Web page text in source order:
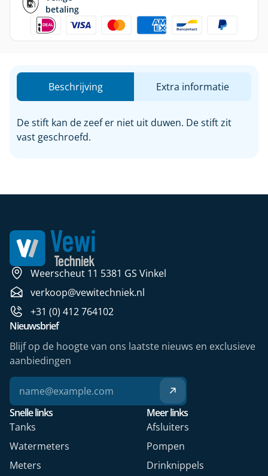
betaling
Beschrijving Extra informatie
De stift kan de zeef er niet uit duwen. De stift zit
vast geschroefd.
Weerscheut 11 5381 GS Vinkel
verkoop@vewitechniek.nl
+31 (0) 412 764102
Snelle links
Tanks
Watermeters
Meters
Meer links
Afsluiters
Pompen
Drinknippels
Nieuwsbrief
Blijf op de hoogte van ons laatste nieuws en exclusieve
aanbiedingen